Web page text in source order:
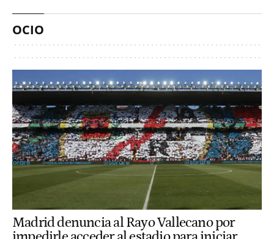
OCIO
Madrid denuncia al Rayo Vallecano por